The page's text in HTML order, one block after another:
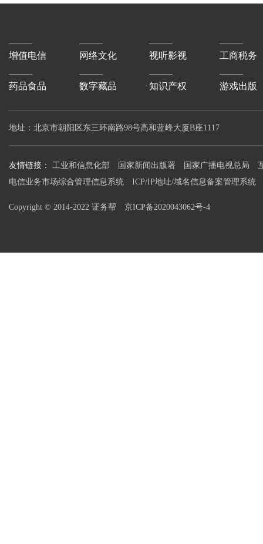
增值电信 网络文化 视听影视 工商税务
药品食品 数字藏品 知识产权 游戏出版
地址：北京市朝阳区东三环南路98号高和蓝峰大厦B座
友情链接： 工业和信息化部 国家新闻出版署 国家广播电视总局
电信业务市场综合管理信息系统
ICP/IP地址/域名信息备案管理系统
Copyright © 2014-2022 证务帮 京ICP备2020043062号-4